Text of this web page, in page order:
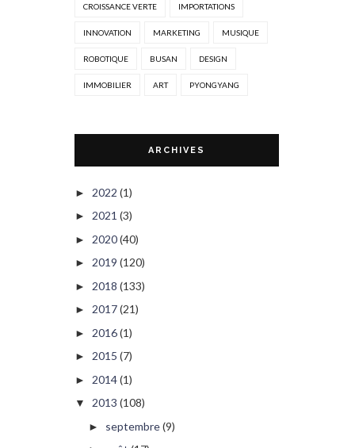
CROISSANCE VERTE IMPORTATIONS
INNOVATION MARKETING MUSIQUE
ROBOTIQUE BUSAN DESIGN
IMMOBILIER ART PYONGYANG
ARCHIVES
► 2022 (1)
► 2021 (3)
► 2020(40)
► 2019 (120)
► 2018 (133)
► 2017(21)
► 2016(1)
► 2015 (7)
► 2014(1)
▼ 2013 (108)
► septembre(9)